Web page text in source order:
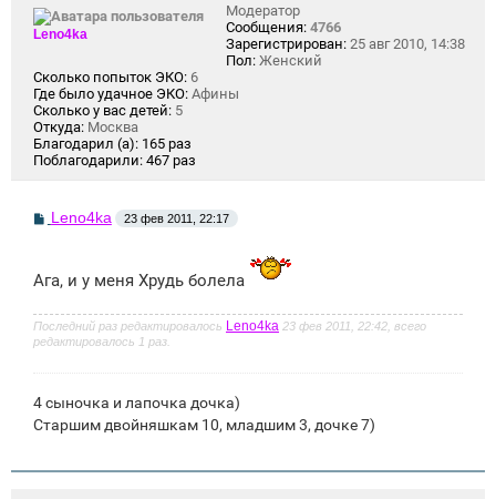
Leno4ka
Модератор
Сообщения: 4766
Зарегистрирован: 25 авг 2010, 14:38
Пол: Женский
Сколько попыток ЭКО: 6
Где было удачное ЭКО: Афины
Сколько у вас детей: 5
Откуда: Москва
Благодарил (а): 165 раз
Поблагодарили: 467 раз
С
о
щ
и
е
Leno4ka 23 фев 2011, 22:17
Ага, и у меня Хрудь болела
Последний раз редактировалось Leno4ka 23 фев 2011, 22:42, всего
редактировалось 1 раз.
4 сыночка и лапочка дочка)
Старшим двойняшкам 10, младшим 3, дочке 7)